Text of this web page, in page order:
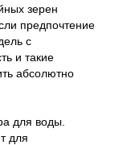
зерен
предпочтение
с
и такие
абсолютно
для воды.
для